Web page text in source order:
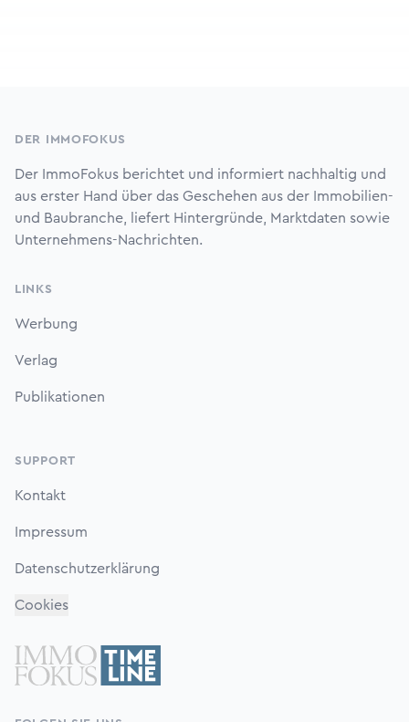
DER IMMOFOKUS
Der ImmoFokus berichtet und informiert nachhaltig und
aus erster Hand über das Geschehen aus der Immobilien-
und Baubranche, liefert Hintergründe, Marktdaten sowie
Unternehmens-Nachrichten.
LINKS
Werbung
Verlag
Publikationen
SUPPORT
Kontakt
Impressum
Datenschutzerklärung
Cookies